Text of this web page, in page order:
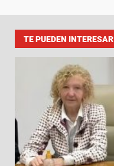
TE PUEDEN INTERESAR